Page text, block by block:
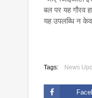
बल पर यह गौरव
यह उपलब्धि न
Tags: News